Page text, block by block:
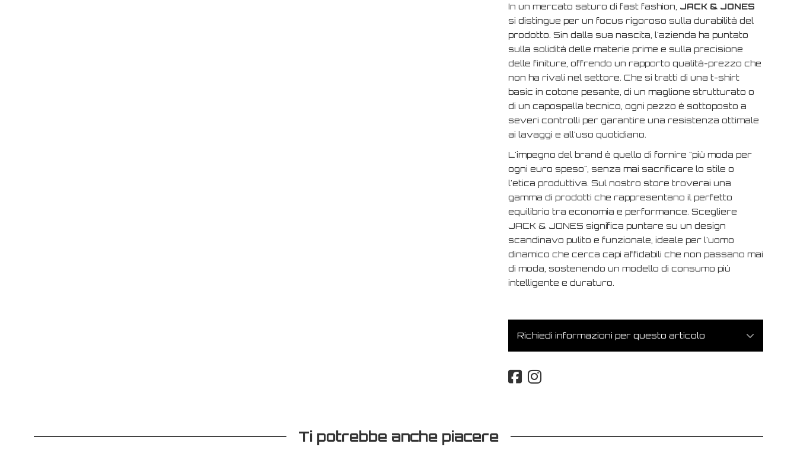
In un mercato saturo di fast fashion JACK & JONES
si distingue per un focus rigoroso sulla durabilità del
prodotto. Sin dalla sua nascita, l'azienda ha puntato
sulla solidità delle materie prime e sulla precisione
delle finiture, offrendo un rapporto qualità-prezzo che
non ha rivali nel settore. Che si tratti di una t-shirt
basic in cotone pesante, di un maglione strutturato o
di un capospalla tecnico, ogni pezzo è sottoposto a
severi controlli per garantire una resistenza ottimale
ai lavaggi e all'uso quotidiano.
L'impegno del brand è quello di fornire "più moda per
ogni euro speso", senza mai sacrificare lo stile o
l'etica produttiva. Sul nostro store troverai una
gamma di prodotti che rappresentano il perfetto
equilibrio tra economia e performance. Scegliere
JACK & JONES significa puntare su un design
scandinavo pulito e funzionale, ideale per l'uomo
dinamico che cerca capi affidabili che non passano mai
di moda, sostenendo un modello di consumo più
intelligente e duraturo.
Richiedi informazioni per questo articolo
Ti potrebbe anche piacere